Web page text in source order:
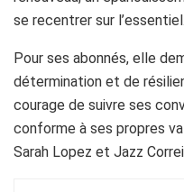
se recentrer sur l’essentiel.
Pour ses abonnés, elle
détermination et de
courage de suivre ses
conforme à ses propres
Sarah Lopez et Jazz